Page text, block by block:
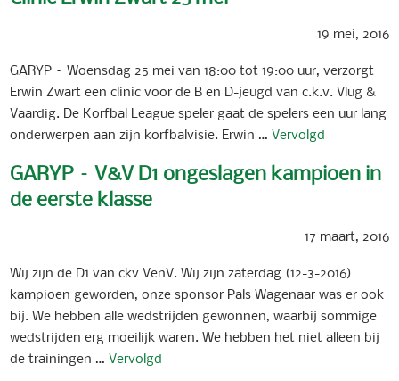
19 mei, 2016
GARYP – Woensdag 25 mei van 18:00 tot 19:00 uur, verzorgt
Erwin Zwart een clinic voor de B en D-jeugd van c.k.v. Vlug &
Vaardig. De Korfbal League speler gaat de spelers een uur lang
onderwerpen aan zijn korfbalvisie. Erwin …Vervolgd
GARYP – V&V D1 ongeslagen kampioen in
de eerste klasse
17 maart, 2016
Wij zijn de D1 van ckv VenV. Wij zijn zaterdag (12-3-2016)
kampioen geworden, onze sponsor Pals Wagenaar was er ook
bij. We hebben alle wedstrijden gewonnen, waarbij sommige
wedstrijden erg moeilijk waren. We hebben het niet alleen bij
de trainingen …Vervolgd